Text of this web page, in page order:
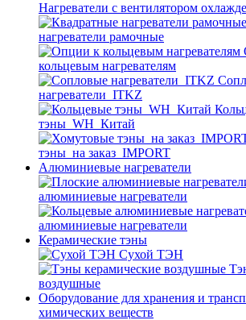
Нагреватели с вентилятором
нагреватели рамочные
кольцевым нагревателям
нагреватели_ITKZ
тэны_WH_Китай
тэны_на заказ_IMPORT
Алюминиевые нагреватели
алюминиевые нагреватели
алюминиевые нагреватели
Керамические тэны
Сухой ТЭН
воздушные
Оборудование для хранения и
химических веществ